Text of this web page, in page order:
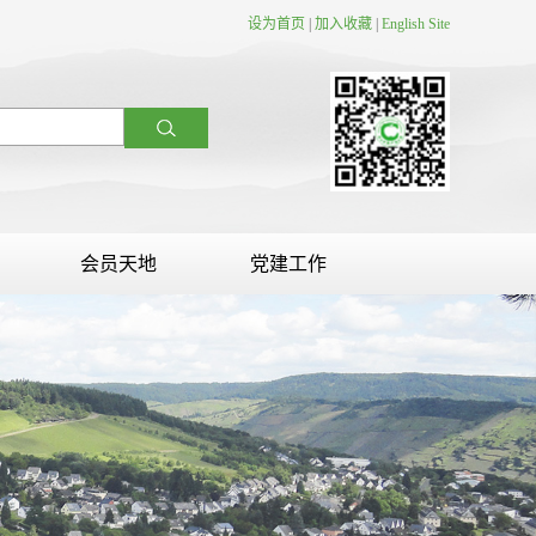
设为首页 加入收藏 English Site
会员天地 党建工作